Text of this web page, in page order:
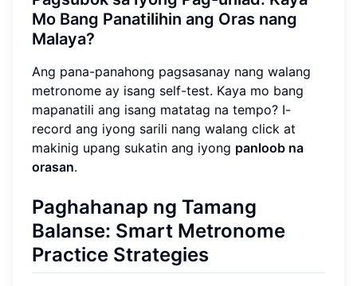
Mo Bang Panatilihin ang Oras nang
Malaya?
Ang pana-panahong pagsasanay nang walang
metronome ay isang self-test. Kaya mo bang
mapanatili ang isang matatag na tempo? I-
record ang iyong sarili nang walang click at
makinig upang sukatin ang iyong panloob na
orasan.
Paghahanap ng Tamang
Balanse: Smart Metronome
Practice Strategies